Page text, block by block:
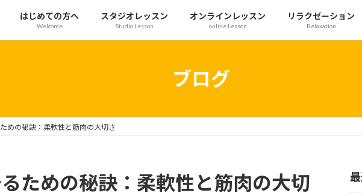
はじめての方へ
Welcome
スタジオレッスン
Studio Lesson
オンラインレッスン
online Lesson
リラクゼーション
Relaxation
ブログ
めの秘訣：柔軟性と筋肉の大切さ
ための秘訣：柔軟性と筋肉の大切